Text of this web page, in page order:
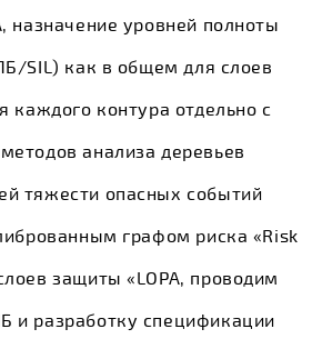
назначение уровней полноты
SIL) как в общем для слоев
каждого контура отдельно с
анализа деревьев
тяжести опасных событий
графом риска «Risk
защиты «LOPA, проводим
и разработку спецификации